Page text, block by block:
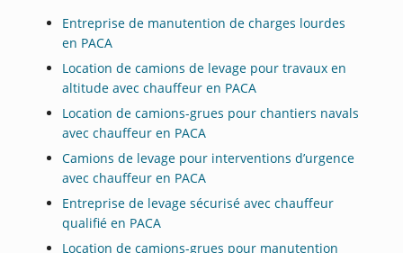
Entreprise de manutention de charges lourdes
en PACA
Location de camions de levage pour travaux en
altitude avec chauffeur en PACA
Location de camions-grues pour chantiers navals
avec chauffeur en PACA
Camions de levage pour interventions d’urgence
avec chauffeur en PACA
Entreprise de levage sécurisé avec chauffeur
qualifié en PACA
Location de camions-grues pour manutention